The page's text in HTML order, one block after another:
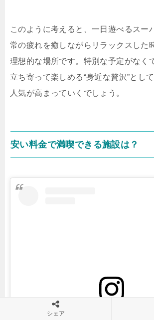
このように考えると、一日遊べるスー
常の疲れを癒しながらリラックスした
理想的な場所です。特別な予定がなく
立ち寄って楽しめる“身近な贅沢”とし
人気が高まっていくでしょう。
安い料金で満喫できる施設は？
View this post on
シェア